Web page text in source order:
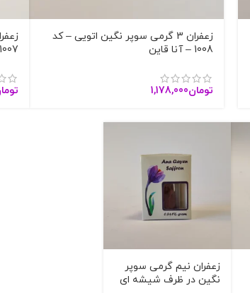
زعفران 3 گرمی سوپر نگین اتویی – کد
1008 – آنا قاین
تومان1,178,000
1007 – آنا قاین
زعفران نیم گرمی سوپر
نگین در ظرف شیشه ای